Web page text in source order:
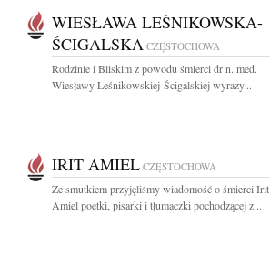
WIESŁAWA LEŚNIKOWSKA-
ŚCIGALSKA CZĘSTOCHOWA
Rodzinie i Bliskim z powodu śmierci dr n. med.
Wiesławy Leśnikowskiej-Ścigalskiej wyrazy...
IRIT AMIEL CZĘSTOCHOWA
Ze smutkiem przyjęliśmy wiadomość o śmierci Irit
Amiel poetki, pisarki i tłumaczki pochodzącej z...